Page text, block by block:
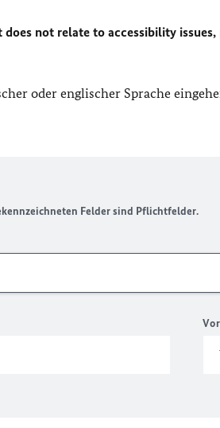
not relate to accessibility
oder englischer Sprache
Felder sind Pflichtfelder.